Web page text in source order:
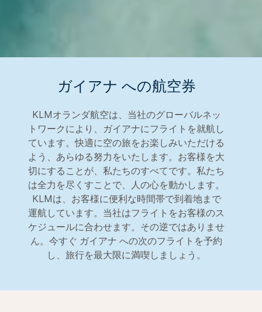
ガイアナ への航空券
KLMオランダ航空は、当社のグローバルネッ
トワークにより、ガイアナにフライトを就航し
ています。快適に空の旅をお楽しみいただける
よう、あらゆる努力をいたします。お客様を大
切にすることが、私たちのすべてです。私たち
は全力を尽くすことで、人の心を動かします。
KLMは、お客様に便利な時間帯で到着地まで
運航しています。当社はフライトをお客様のス
ケジュールに合わせます。その逆ではありませ
ん。今すぐ ガイアナ への次のフライトを予約
し、旅行を最大限に満喫しましょう。